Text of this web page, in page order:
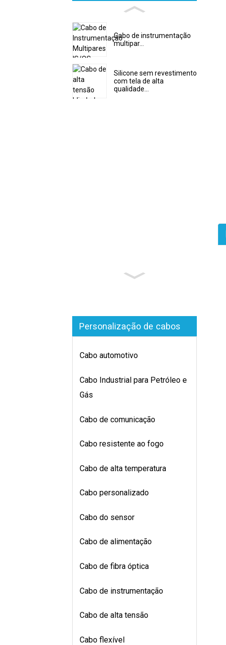
Cabo de instrumentação
multipar...
Silicone sem revestimento
com tela de alta
qualidade...
Personalização de cabos
Cabo automotivo
Cabo Industrial para Petróleo e
Gás
Cabo de comunicação
Cabo resistente ao fogo
Cabo de alta temperatura
Cabo personalizado
Cabo do sensor
Cabo de alimentação
Cabo de fibra óptica
Cabo de instrumentação
Cabo de alta tensão
Cabo flexível